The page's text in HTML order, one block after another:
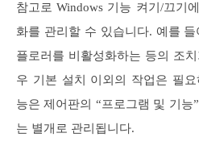
참고로 Windows 기능 켜기/끄기
화를 관리할 수 있습니다. 예를
플로러를 비활성화하는 등의 조
우 기본 설치 이외의 작업은 필요
능은 제어판의 “프로그램 및 기능
는 별개로 관리됩니다.